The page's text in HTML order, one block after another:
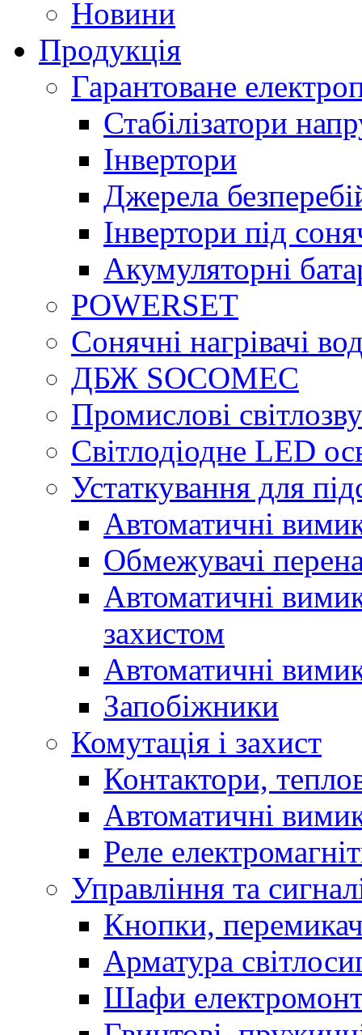
Новини
Продукція
Гарантоване
Стабілізатори
Інвертори
Джерела
Інвертори під
Акумуляторні
POWERSET
Сонячні нагрівачі
ДБЖ SOCOMEC
Промислові
Світлодіодне LED
Устаткування для
Автоматичні
Обмежувачі
Автоматичні
захистом
Автоматичні
Запобіжники
Комутація і захист
Контактори,
Автоматичні
Реле
Управління та
Кнопки,
Арматура
Шафи